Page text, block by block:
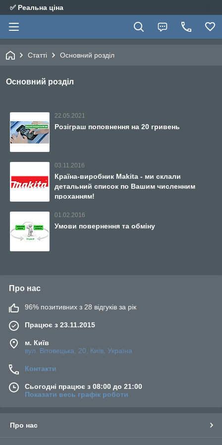
✅ Реальна ціна
Статті Основний розділ
Основний розділ
22.05.2021
Розіграш поповнення на 20 гривень
03.11.2016
Країна-виробник Makita - ми склали
детальний список по Вашим численним
проханням!
01.02.2016
Умови повернення та обміну
Про нас
96% позитивних з 28 відгуків за рік
Працює з 23.11.2015
м. Київ
вул. Вітовецька, 20, Київ, Україна
Контакти
Сьогодні працює з 08:00 до 21:00
Показати весь графік роботи
Про нас